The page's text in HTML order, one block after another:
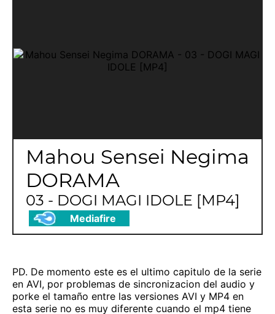
Mahou Sensei Negima
DORAMA
03 - DOGI MAGI IDOLE [MP4]
Mediafire
PD. De momento este es el ultimo capitulo de la serie
en AVI, por problemas de sincronizacion del audio y
porke el tamaño entre las versiones AVI y MP4 en
esta serie no es muy diferente cuando el mp4 tiene